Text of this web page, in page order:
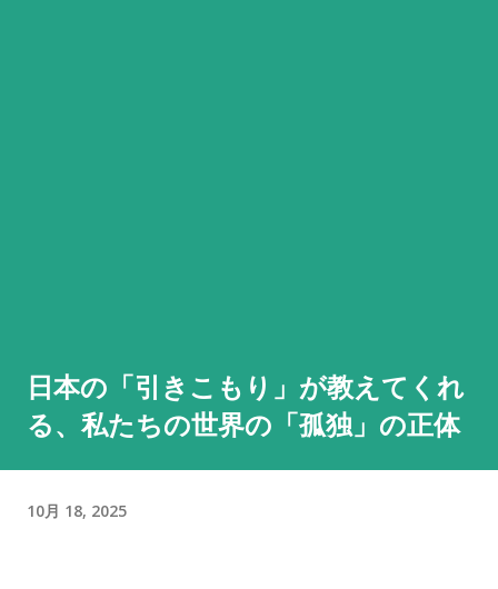
日本の「引きこもり」が教えてくれ
る、私たちの世界の「孤独」の正体
10月 18, 2025